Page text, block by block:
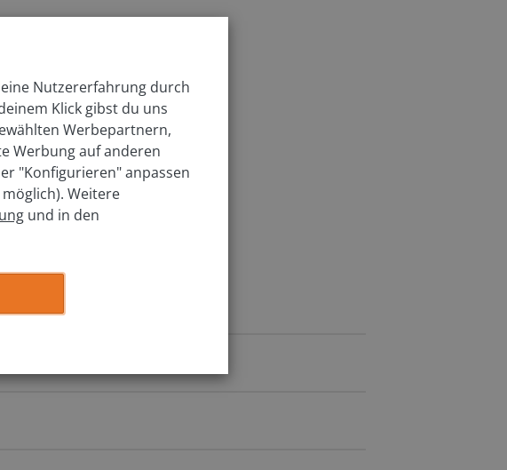
Nutzererfahrung durch
Klick gibst du uns
Werbepartnern,
Werbung auf anderen
"Konfigurieren" anpassen
Weitere
und in den